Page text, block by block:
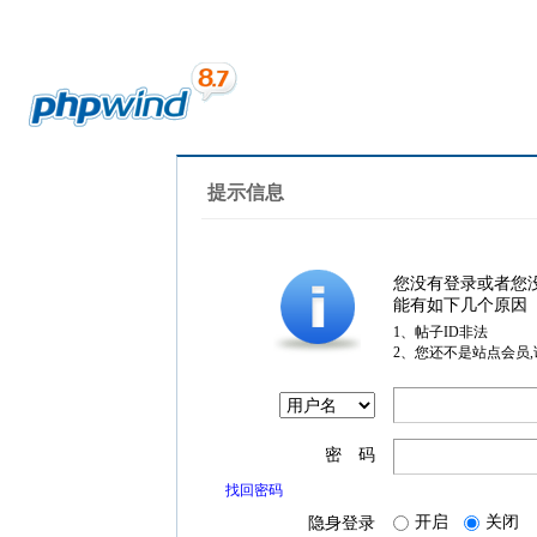
提示信息
您没有登录或者您
能有如下几个原因
1、帖子ID非法
2、您还不是站点会员
密 码
找回密码
隐身登录 开启 关闭